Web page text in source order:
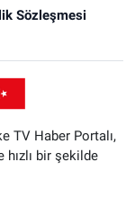
Sözleşmesi
TV Haber Portalı,
hızlı bir şekilde